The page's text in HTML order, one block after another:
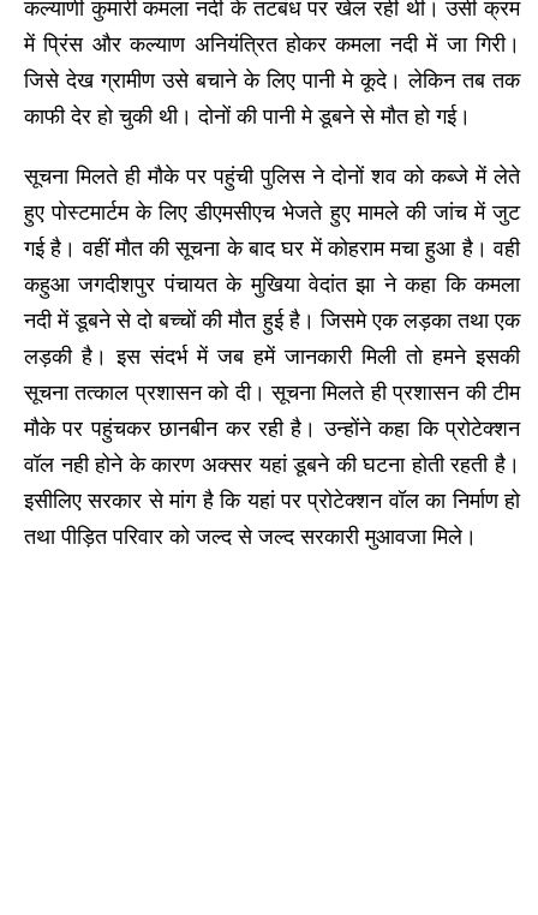
कल्याणी कुमारी कमला नदी के तटबंध पर खेल रही थी। उसी क्रम
में प्रिंस और कल्याण अनियंत्रित होकर कमला नदी में जा गिरी।
जिसे देख ग्रामीण उसे बचाने के लिए पानी मे कूदे। लेकिन तब तक
काफी देर हो चुकी थी। दोनों की पानी मे डूबने से मौत हो गई।
सूचना मिलते ही मौके पर पहुंची पुलिस ने दोनों शव को कब्जे में लेते
हुए पोस्टमार्टम के लिए डीएमसीएच भेजते हुए मामले की जांच में जुट
गई है। वहीं मौत की सूचना के बाद घर में कोहराम मचा हुआ है। वही
कहुआ जगदीशपुर पंचायत के मुखिया वेदांत झा ने कहा कि कमला
नदी में डूबने से दो बच्चों की मौत हुई है। जिसमे एक लड़का तथा एक
लड़की है। इस संदर्भ में जब हमें जानकारी मिली तो हमने इसकी
सूचना तत्काल प्रशासन को दी। सूचना मिलते ही प्रशासन की टीम
मौके पर पहुंचकर छानबीन कर रही है। उन्होंने कहा कि प्रोटेक्शन
वॉल नही होने के कारण अक्सर यहां डूबने की घटना होती रहती है।
इसीलिए सरकार से मांग है कि यहां पर प्रोटेक्शन वॉल का निर्माण हो
तथा पीड़ित परिवार को जल्द से जल्द सरकारी मुआवजा मिले।